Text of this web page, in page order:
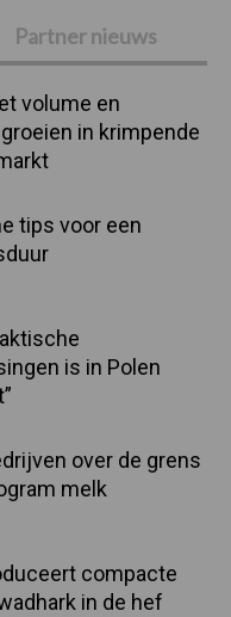
Partner nieuws
volume en
in krimpende
tips voor een
is in Polen
over de grens
melk
compacte
in de hef